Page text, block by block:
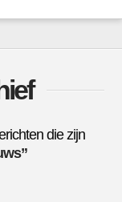
die zijn